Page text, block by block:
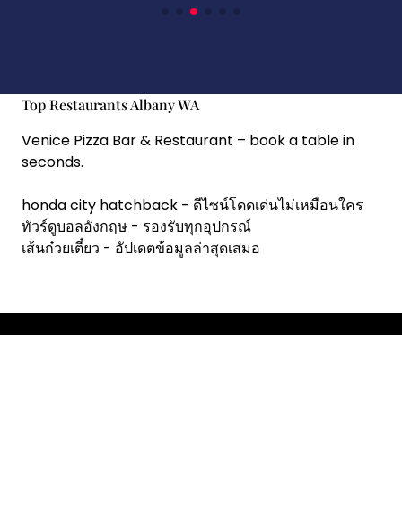
Top Restaurants Albany WA
Venice Pizza Bar & Restaurant – book a table in
seconds.
honda city hatchback - ดีไซน์โดดเด่นไม่เหมือนใคร
ทัวร์ดูบอลอังกฤษ - รองรับทุกอุปกรณ์
เส้นก๋วยเตี๋ยว - อัปเดตข้อมูลล่าสุดเสมอ